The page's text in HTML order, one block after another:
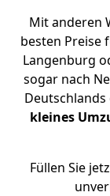
Mit anderen
besten Preise
Langenburg
sogar nach
Deutschlands
kleines
Füllen Sie